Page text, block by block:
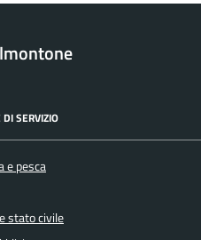
DI SERVIZIO
e pesca
stato civile